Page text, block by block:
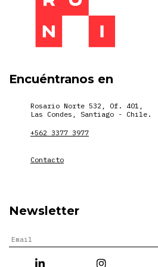
Encuéntranos en
Rosario Norte 532, Of. 401,
Las Condes, Santiago - Chile.
+562 3377 3977
Contacto
Newsletter